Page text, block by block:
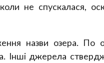
не спускалася,
назви озера. По
Інші джерела